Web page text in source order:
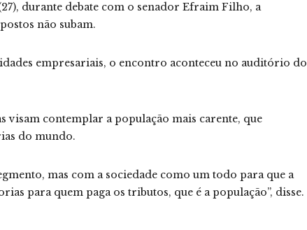
durante debate com o senador Efraim Filho, a
não subam.
empresariais, o encontro aconteceu no auditório do
visam contemplar a população mais carente, que
do mundo.
mas com a sociedade como um todo para que a
para quem paga os tributos, que é a população”, disse.